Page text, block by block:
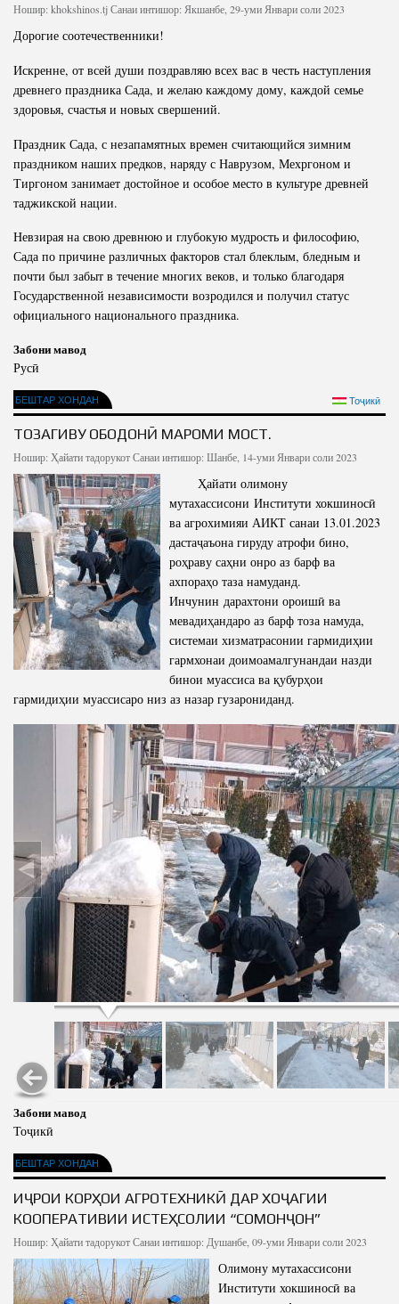
Ношир: khokshinos.tjСанаи интишор: Якшанбе, 29-уми Январи соли 2023
Дорогие соотечественники!
Искренне, от всей души поздравляю всех вас в честь наступления
древнего праздника Сада, и желаю каждому дому, каждой семье
здоровья, счастья и новых свершений.
Праздник Сада, с незапамятных времен считающийся зимним
праздником наших предков, наряду с Наврузом, Мехргоном и
Тиргоном занимает достойное и особое место в культуре древней
таджикской нации.
Невзирая на свою древнюю и глубокую мудрость и философию,
Сада по причине различных факторов стал блеклым, бледным и
почти был забыт в течение многих веков, и только благодаря
Государственной независимости возродился и получил статус
официального национального праздника.
Забони мавод
Русӣ
БЕШТАР ХОНДАН Тоҷикӣ
ТОЗАГИВУ ОБОДОНӢ МАРОМИ МОСТ.
Ношир:Ҳайати тадорукотСанаи интишор: Шанбе, 14-уми Январи соли 2023
Ҳайати олимону
мутахассисони Институти хокшиносӣ
ва агрохимияи АИКТ санаи 13.01.2023
дастаҷаъона гируду атрофи бино,
роҳраву саҳни онро аз барф ва
ахпораҳо таза намуданд.
Инчунин дарахтони ороишӣ ва
мевадиҳандаро аз барф тоза намуда,
системаи хизматрасонии гармидиҳии
гармхонаи доимоамалгунандаи назди
бинои муассиса ва қубурҳои
гармидиҳии муассисаро низ аз назар гузарониданд.
Забони мавод
Тоҷикӣ
БЕШТАР ХОНДАН
ИҶРОИ КОРҲОИ АГРОТЕХНИКӢ ДАР ХОҶАГИИ
КООПЕРАТИВИИ ИСТЕҲСОЛИИ “СОМОНҶОН”
Ношир: Ҳайати тадорукотСанаи интишор: Душанбе, 09-уми Январи соли 2023
Олимону мутахассисони
Институти хокшиносӣ ва